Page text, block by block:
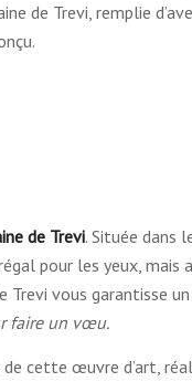
de Trevi, remplie
de Trevi. Située dans
pour les yeux, mais
Trevi vous garantisse
faire un vœu.
cette œuvre d’art,